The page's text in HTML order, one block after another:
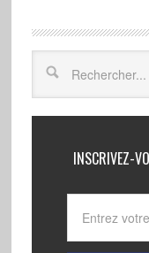
INSCRIVEZ-